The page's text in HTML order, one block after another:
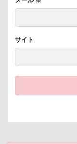
サイト